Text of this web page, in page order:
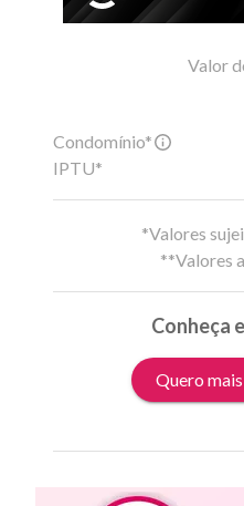
Valor
Condomínio*
IPTU*
*Valores
**Valores
Conheça
Quero